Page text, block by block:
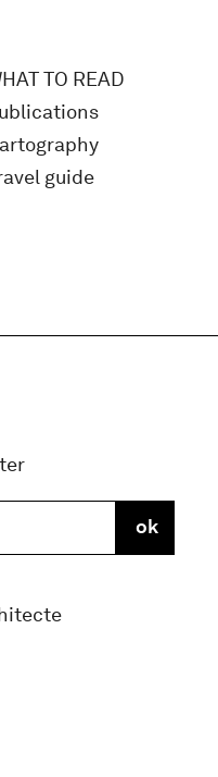
TO READ
guide